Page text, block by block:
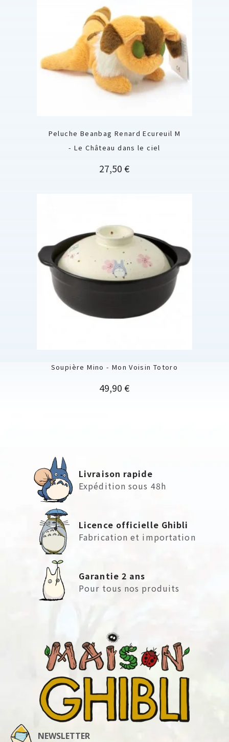
Peluche Beanbag Renard Ecureuil M
- Le Château dans le ciel
Prix
27,50 €
Soupière Mino - Mon Voisin Totoro
Prix
49,90 €
Livraison rapide
Expédition sous 48h
Licence officielle Ghibli
Fabrication et importation
Garantie 2 ans
Pour tous nos produits
NEWSLETTER